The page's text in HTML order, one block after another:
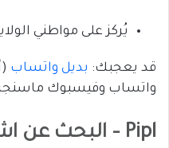
يُركز على مواطني
قد يعجبك: بديل واتساب
واتساب وفيسبوك
Pipl – البحث عن اشخاص بالاسم